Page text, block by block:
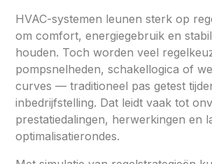
HVAC-systemen leunen sterk op
om comfort, energiegebruik en
houden. Toch worden veel
pompsnelheden, schakellogica of
curves — traditioneel pas getest
inbedrijfstelling. Dat leidt vaak tot
prestatiedalingen, herwerkingen en
optimalisatierondes.